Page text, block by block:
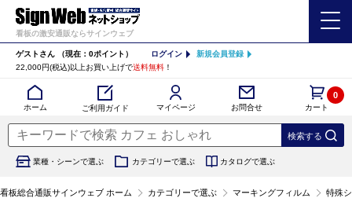
看板の激安通販ならサインウェブ
ゲストさん （現在：0ポイント） ログイン
新規会員登録
22,000円(税込)以上お買い上げで送料無料 ！
ホーム ご利用ガイド マイページ お問合せ カート
0
業種・シーンで選ぶ カテゴリーで選ぶ カタログで選ぶ
看板総合通販サインウェブ ホーム カテゴリーで選ぶ マーキングフィルム 特殊